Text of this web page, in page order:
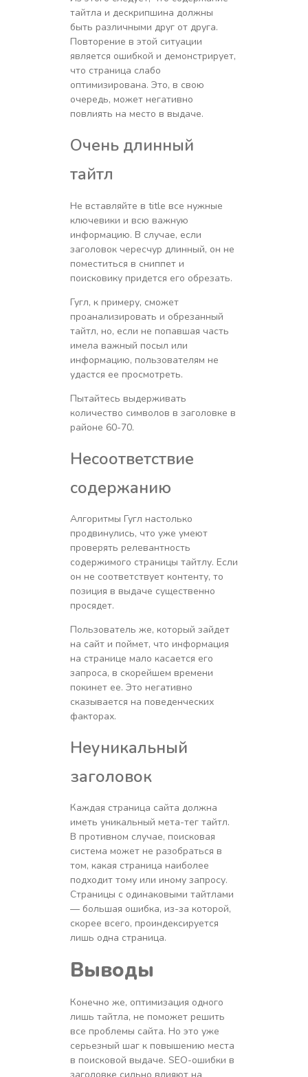
тайтла и дескрипшина должны
быть различными друг от друга.
Повторение в этой ситуации
является ошибкой и демонстрирует,
что страница слабо
оптимизирована. Это, в свою
очередь, может негативно
повлиять на место в выдаче.
Очень длинный
тайтл
Не вставляйте в title все нужные
ключевики и всю важную
информацию. В случае, если
заголовок чересчур длинный, он не
поместиться в сниппет и
поисковику придется его обрезать.
Гугл, к примеру, сможет
проанализировать и обрезанный
тайтл, но, если не попавшая часть
имела важный посыл или
информацию, пользователям не
удастся ее просмотреть.
Пытайтесь выдерживать
количество символов в заголовке в
районе 60-70.
Несоответствие
содержанию
Алгоритмы Гугл настолько
продвинулись, что уже умеют
проверять релевантность
содержимого страницы тайтлу. Если
он не соответствует контенту, то
позиция в выдаче существенно
просядет.
Пользователь же, который зайдет
на сайт и поймет, что информация
на странице мало касается его
запроса, в скорейшем времени
покинет ее. Это негативно
сказывается на поведенческих
факторах.
Неуникальный
заголовок
Каждая страница сайта должна
иметь уникальный мета-тег тайтл.
В противном случае, поисковая
система может не разобраться в
том, какая страница наиболее
подходит тому или иному запросу.
Страницы с одинаковыми тайтлами
— большая ошибка, из-за которой,
скорее всего, проиндексируется
лишь одна страница.
Выводы
Конечно же, оптимизация одного
лишь тайтла, не поможет решить
все проблемы сайта. Но это уже
серьезный шаг к повышению места
в поисковой выдаче. SEO-ошибки в
заголовке сильно влияют на